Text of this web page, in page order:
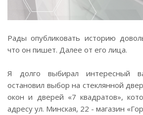
Рады опубликовать историю
что он пишет. Далее от его лица.
Я долго выбирал интересный
остановил выбор на стеклянной
окон и дверей «7 квадратов»,
адресу ул. Минская, 22 - магазин